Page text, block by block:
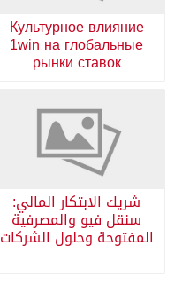
Культурное влияние
1win на глобальные
рынки ставок
شريك الابتكار المالي:
سنقل فيو والمصرفية
المفتوحة وحلول الشركات